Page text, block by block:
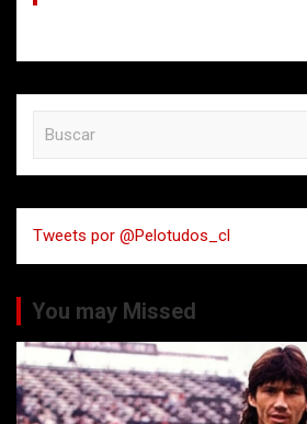
a
r
Tweets por @Pelotudos_cl
You may Missed